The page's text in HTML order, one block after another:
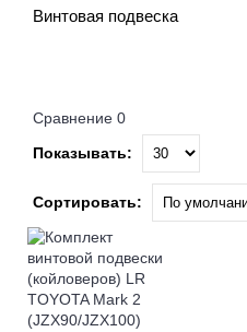
Винтовая подвеска
Сравнение 0
Показывать:
Сортировать: